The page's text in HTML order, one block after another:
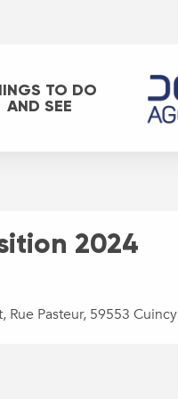
TO DO
AND SEE
2024
Pasteur, 59553 Cuincy